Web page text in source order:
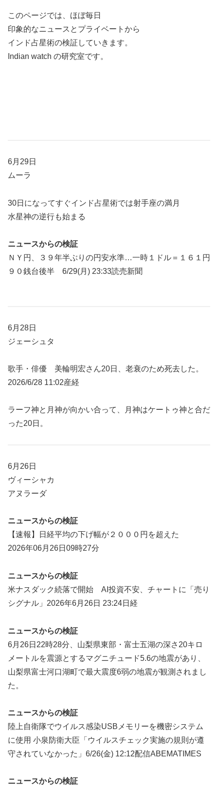
このページでは、ほぼ毎日
印象的なニュースとプライベートから
インド占星術の検証していきます。
Indian watch の研究室です。
6月29日
ムーラ
30日になってすぐインド占星術では射手座の満月
水星神の逆行も始まる
ニュースからの検証
ＮＹ円、３９年半ぶりの円安水準…一時１ドル＝１６１円
９０銭台後半 6/29(月) 23:33読売新聞
6月28日
ジェーシュタ
歌手・俳優 美輪明宏さん20日、老衰のため死去した。
2026/6/28 11:02産経
ラーフ神と月神が向かい合って、月神はケートゥ神と合だ
った20日。
6月26日
ヴィーシャカ
アヌラーダ
ニュースからの検証
【速報】日経平均の下げ幅が２０００円を超えた
2026年06月26日09時27分
ニュースからの検証
米ナスダック続落で開始 AI投資不安、チャートに「売り
シグナル」2026年6月26日 23:24日経
ニュースからの検証
6月26日22時28分、山梨県東部・富士五湖の深さ20キロ
メートルを震源とするマグニチュード5.6の地震があり、
山梨県富士河口湖町で最大震度6弱の地震が観測されまし
た。
ニュースからの検証
陸上自衛隊でウイルス感染USBメモリーを機密システム
に使用 小泉防衛大臣「ウイルスチェック実施の規則が遵
守されていなかった」6/26(金) 12:12配信ABEMATIMES
ニュースからの検証